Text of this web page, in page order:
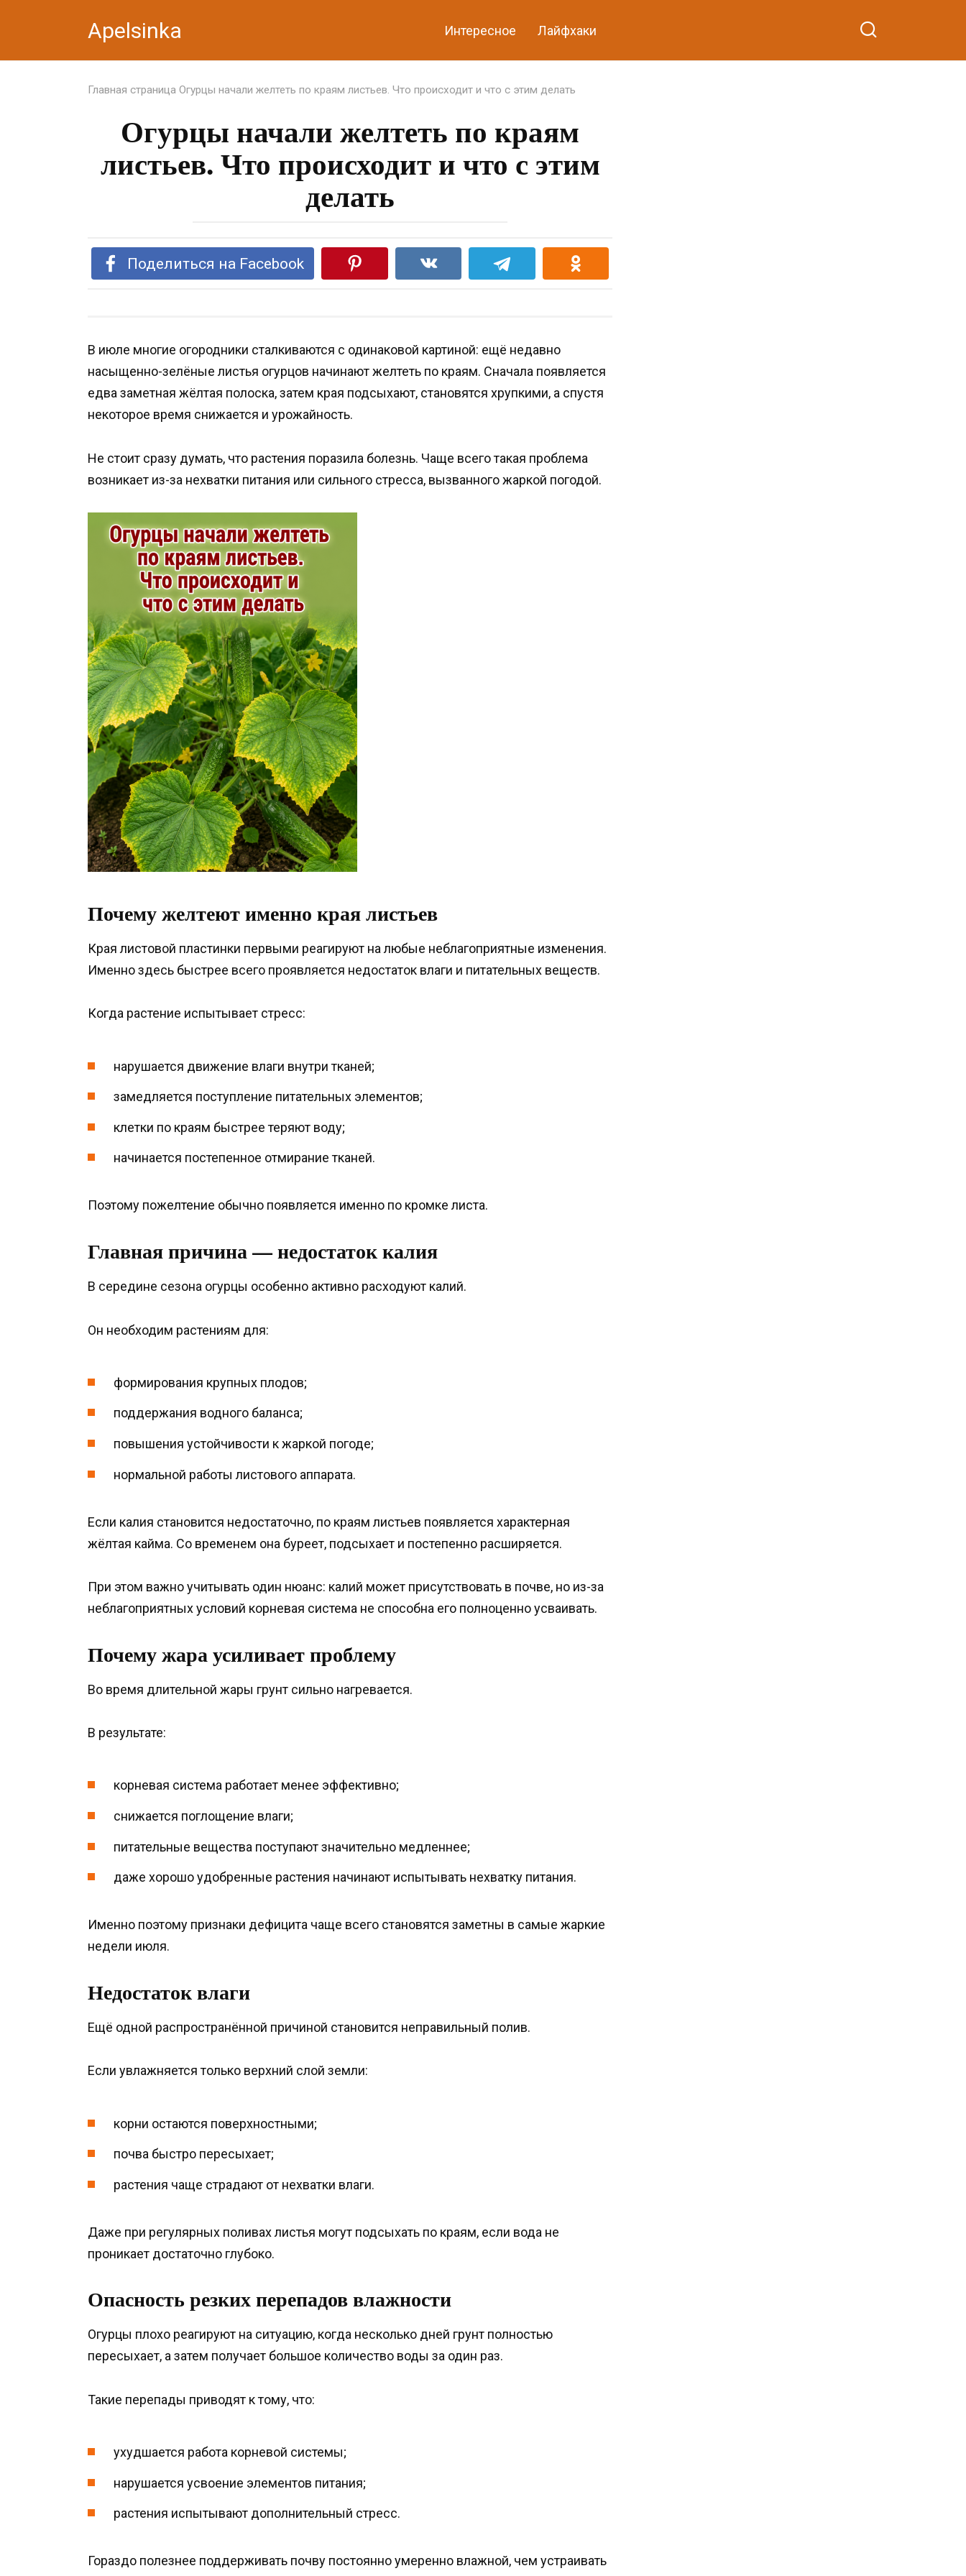
Apelsinka Интересное Лайфхаки
Главная страница Огурцы начали желтеть по краям листьев. Что происходит и что с этим делать
Огурцы начали желтеть по краям
листьев. Что происходит и что с этим
делать
Поделиться на Facebook
В июле многие огородники сталкиваются с одинаковой картиной: ещё недавно
насыщенно-зелёные листья огурцов начинают желтеть по краям. Сначала появляется
едва заметная жёлтая полоска, затем края подсыхают, становятся хрупкими, а спустя
некоторое время снижается и урожайность.
Не стоит сразу думать, что растения поразила болезнь. Чаще всего такая проблема
возникает из-за нехватки питания или сильного стресса, вызванного жаркой погодой.
Почему желтеют именно края листьев
Края листовой пластинки первыми реагируют на любые неблагоприятные изменения.
Именно здесь быстрее всего проявляется недостаток влаги и питательных веществ.
Когда растение испытывает стресс:
нарушается движение влаги внутри тканей;
замедляется поступление питательных элементов;
клетки по краям быстрее теряют воду;
начинается постепенное отмирание тканей.
Поэтому пожелтение обычно появляется именно по кромке листа.
Главная причина — недостаток калия
В середине сезона огурцы особенно активно расходуют калий.
Он необходим растениям для:
формирования крупных плодов;
поддержания водного баланса;
повышения устойчивости к жаркой погоде;
нормальной работы листового аппарата.
Если калия становится недостаточно, по краям листьев появляется характерная
жёлтая кайма. Со временем она буреет, подсыхает и постепенно расширяется.
При этом важно учитывать один нюанс: калий может присутствовать в почве, но из-за
неблагоприятных условий корневая система не способна его полноценно усваивать.
Почему жара усиливает проблему
Во время длительной жары грунт сильно нагревается.
В результате:
корневая система работает менее эффективно;
снижается поглощение влаги;
питательные вещества поступают значительно медленнее;
даже хорошо удобренные растения начинают испытывать нехватку питания.
Именно поэтому признаки дефицита чаще всего становятся заметны в самые жаркие
недели июля.
Недостаток влаги
Ещё одной распространённой причиной становится неправильный полив.
Если увлажняется только верхний слой земли:
корни остаются поверхностными;
почва быстро пересыхает;
растения чаще страдают от нехватки влаги.
Даже при регулярных поливах листья могут подсыхать по краям, если вода не
проникает достаточно глубоко.
Опасность резких перепадов влажности
Огурцы плохо реагируют на ситуацию, когда несколько дней грунт полностью
пересыхает, а затем получает большое количество воды за один раз.
Такие перепады приводят к тому, что:
ухудшается работа корневой системы;
нарушается усвоение элементов питания;
растения испытывают дополнительный стресс.
Гораздо полезнее поддерживать почву постоянно умеренно влажной, чем устраивать